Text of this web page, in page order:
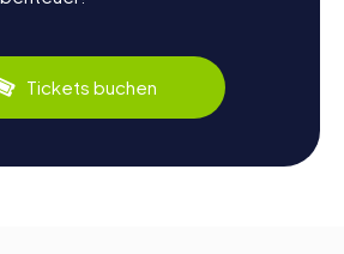
Tickets buchen